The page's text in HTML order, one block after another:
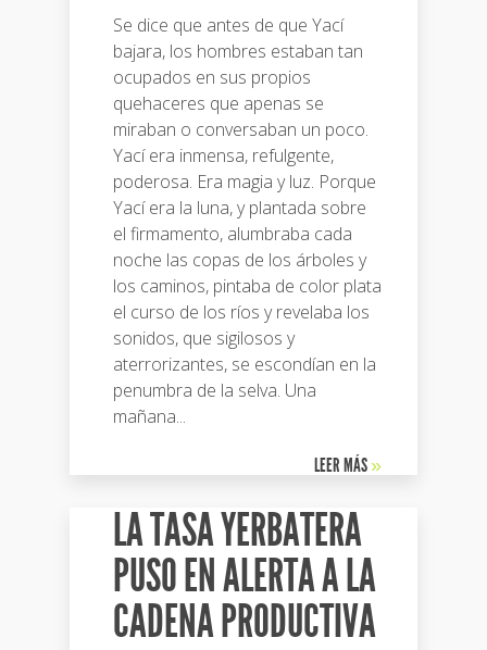
Se dice que antes de que Yací
bajara, los hombres estaban tan
ocupados en sus propios
quehaceres que apenas se
miraban o conversaban un poco.
Yací era inmensa, refulgente,
poderosa. Era magia y luz. Porque
Yací era la luna, y plantada sobre
el firmamento, alumbraba cada
noche las copas de los árboles y
los caminos, pintaba de color plata
el curso de los ríos y revelaba los
sonidos, que sigilosos y
aterrorizantes, se escondían en la
penumbra de la selva. Una
mañana...
LEER MÁS»
LA TASA YERBATERA
PUSO EN ALERTA A LA
CADENA PRODUCTIVA